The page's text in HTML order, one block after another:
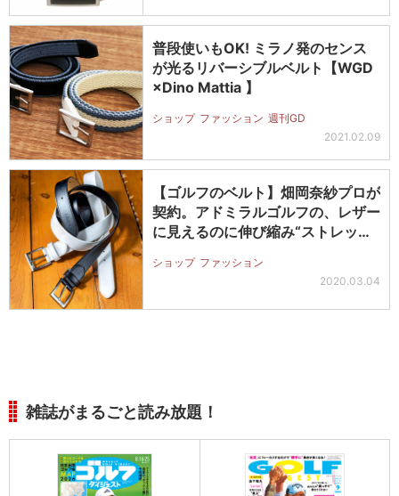
普段使いもOK! ミラノ発のセンス
が光るリバーシブルベルト【WGD
×Dino Mattia 】
ショップ ファッション 週刊GD
2021.02.09
【ゴルフのベルト】畑岡奈紗プロが
契約。アドミラルゴルフの、レザー
に見えるのに伸び縮み“ストレッチ
ショップ ファッション
2020.03.04
雑誌がまるごと読み放題！